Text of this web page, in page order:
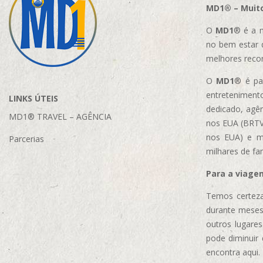
LINKS ÚTEIS
MD1® TRAVEL – AGÊNCIA
Parcerias
MD1® –
O MD1® é a
no bem estar
melhores
O MD1® é
dedicado,
nos EUA
nos EUA) e
milhares de
Para a
Temos
durante
outros
pode diminuir
encontra aqui.